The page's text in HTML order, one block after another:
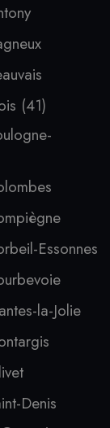
(41)
Essonnes
la-Jolie
Denis